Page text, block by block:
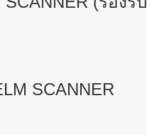
SCANNER